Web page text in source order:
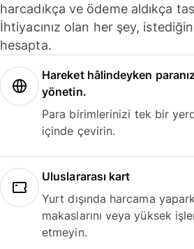
harcadıkça ve ödeme aldıkça
İhtiyacınız olan her şey,
hesapta.
Hareket hâlindeyken
yönetin.
Para birimlerinizi tek bir
içinde çevirin.
Uluslararası kart
Yurt dışında harcama
makaslarını veya yüksek
etmeyin.